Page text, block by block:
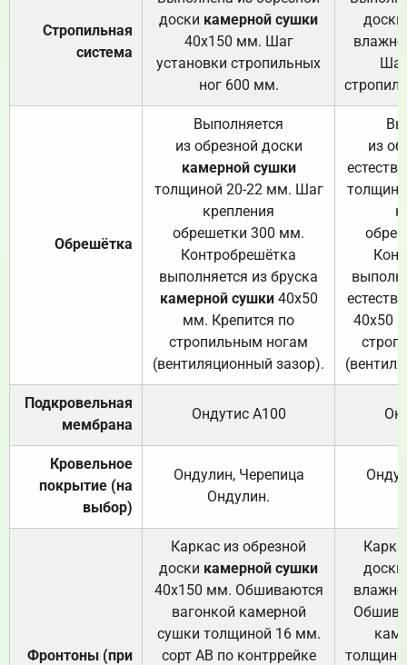
Стропильная
система
доски камерной сушки
40х150 мм. Шаг
установки стропильных
ног 600 мм.
доски
Обрешётка
Выполняется
из обрезной доски
камерной сушки
толщиной 20-22 мм. Шаг
крепления
обрешетки 300 мм.
Контробрешётка
выполняется из бруска
камерной сушки40х50
мм. Крепится по
стропильным ногам
(вентиляционный зазор).
из
40х50
Подкровельная
мембрана
Ондутис А100
Кровельное
покрытие (на
выбор)
Ондулин, Черепица
Ондулин.
Фронтоны (при
Каркас из обрезной
доски камерной сушки
40х150 мм. Обшиваются
вагонкой камерной
сушки толщиной 16 мм.
сорт АВ по контррейке
доски